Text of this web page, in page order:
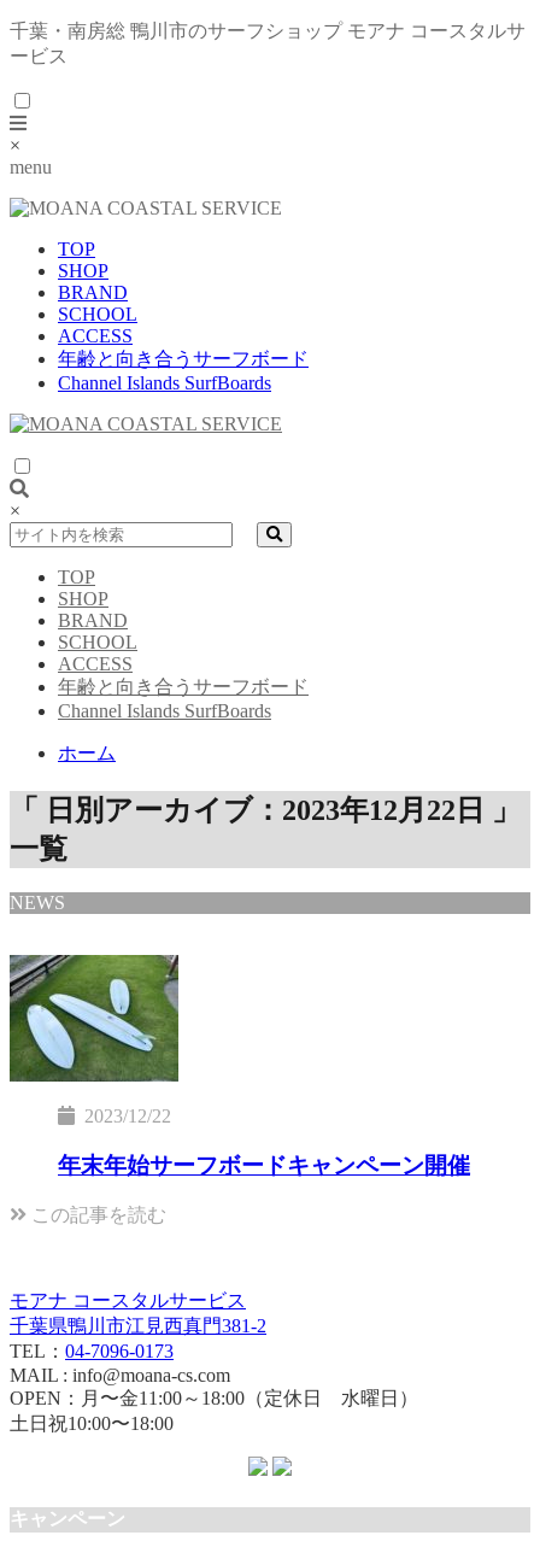
千葉・南房総 鴨川市のサーフショップ モアナ コースタルサ
ービス
×
menu
TOP
SHOP
BRAND
SCHOOL
ACCESS
年齢と向き合うサーフボード
Channel Islands SurfBoards
×
TOP
SHOP
BRAND
SCHOOL
ACCESS
年齢と向き合うサーフボード
Channel Islands SurfBoards
ホーム
「 日別アーカイブ：2023年12月22日 」
一覧
NEWS
2023/12/22
年末年始サーフボードキャンペーン開催
この記事を読む
モアナ コースタルサービス
千葉県鴨川市江見西真門381-2
TEL： 04-7096-0173
MAIL : info@moana-cs.com
OPEN：月〜金11:00～18:00（定休日 水曜日）
土日祝10:00〜18:00
キャンペーン